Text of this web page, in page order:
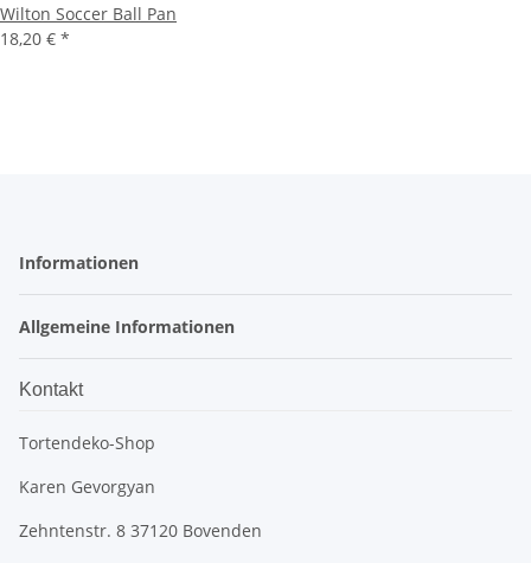
Wilton Soccer Ball Pan
18,20 € *
Informationen
Allgemeine Informationen
Kontakt
Tortendeko-Shop
Karen Gevorgyan
Zehntenstr. 8 37120 Bovenden